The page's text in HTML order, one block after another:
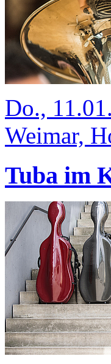
Do.,
Weimar,
Tuba im